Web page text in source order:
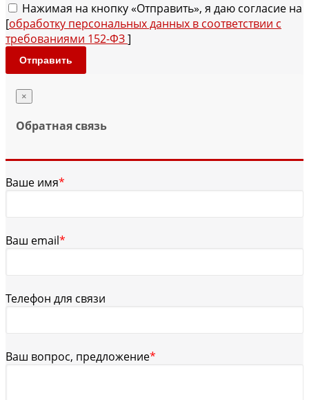
Нажимая на кнопку «Отправить», я даю согласие на
[обработку персональных данных в соответствии с
требованиями 152-ФЗ]
Отправить
×
Обратная связь
Ваше имя*
Ваш email*
Телефон для связи
Ваш вопрос, предложение*